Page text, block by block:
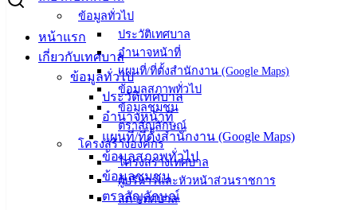
ข้อมูลทั่วไป
ประวัติเทศบาล
อำนาจหน้าที่
แผนที่/ที่ตั้งสำนักงาน (Google Maps)
ข้อมูลสภาพทั่วไป
ข้อมูลชุมชน
ตราสัญลักษณ์
โครงสร้างองค์กร
โครงสร้างเทศบาล
ผู้บริหารและหัวหน้าส่วนราชการ
สภาเทศบาล
หน้าแรก
เกี่ยวกับเทศบาล
ข้อมูลทั่วไป
ประวัติเทศบาล
อำนาจหน้าที่
แผนที่/ที่ตั้งสำนักงาน (Google Maps)
ข้อมูลสภาพทั่วไป
ข้อมูลชุมชน
ตราสัญลักษณ์
ประกาศผู้ชนะการเสนอราคา จ้างซ่อมแซม
รถยนต์ หมายเลขทะเบียน 83-9166 ชลบุรี
โดยวิธีเฉพาะเจาะจง
สิงหาคม 18, 2022สิงหาคม 18, 2022 vichakarn
ประกาศผู้ชนะ
ผู้ชนะการเสนอราคา จ้างซ่อมแซมรถยนต์ดาวน์โหลด